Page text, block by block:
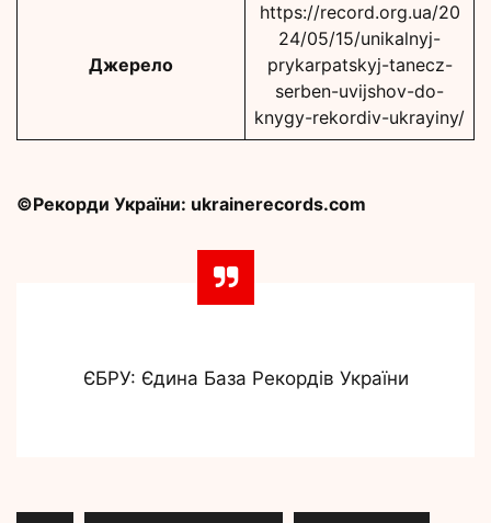
Джерело
https://record.org.ua/20
24/05/15/unikalnyj-
prykarpatskyj-tanecz-
serben-uvijshov-do-
knygy-rekordiv-ukrayiny/
©Рекорди України: ukrainerecords.com
ЄБРУ: Єдина База Рекордів України